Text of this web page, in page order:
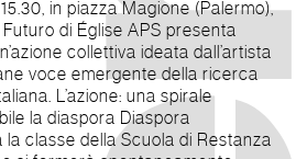
in piazza Magione (Palermo),
di Église APS presenta
collettiva ideata dall’artista
voce emergente della ricerca
spirale
Diaspora
classe della Scuola di Restanza